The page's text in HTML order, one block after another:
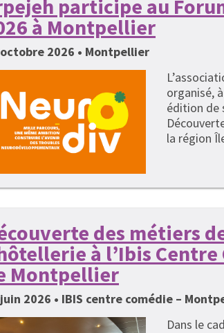
participe au
à Montpellier
2026 • Montpellier
organisé,
édition de
la région
des métiers
à l’Ibis Centre
Montpellier
2026 • IBIS centre comédie –
Dans le